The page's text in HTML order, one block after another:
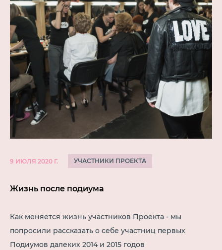
9 ИЮЛЯ 2020 Г. УЧАСТНИКИ ПРОЕКТА
Жизнь после подиума
Как меняется жизнь участников Проекта - мы
попросили рассказать о себе участниц первых
Подиумов далеких 2014 и 2015 годов